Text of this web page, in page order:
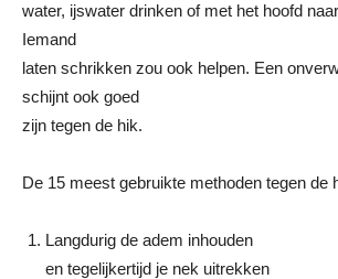
water, ijswater drinken of met het hoofd
Iemand
laten schrikken zou ook helpen. Een
schijnt ook goed
zijn tegen de hik.
De 15 meest gebruikte methoden tegen de
Langdurig de adem inhouden
en tegelijkertijd je nek uitrekken